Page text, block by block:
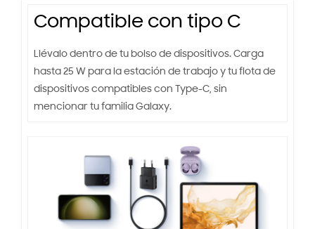
Compatible con tipo C
Llévalo dentro de tu bolso de dispositivos. Carga
hasta 25 W para la estación de trabajo y tu flota de
dispositivos compatibles con Type-C, sin
mencionar tu familia Galaxy.